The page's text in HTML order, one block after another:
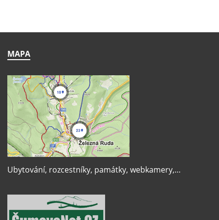
MAPA
Ubytování, rozcestníky, památky, webkamery,…